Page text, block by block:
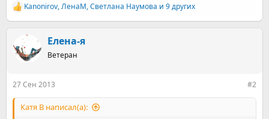
Р
е
ц
Kanonirov,ЛенаМ,Светлана Наумова и 9 других
Елена-я
Ветеран
27 Сен 2013 #2
Катя В написал(а):